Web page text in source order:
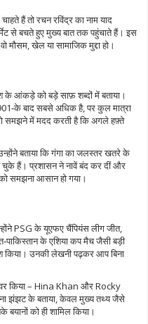
हैं तो रचन रविंद्र का नाम याद
से बचते हुए मुख्य बात तक पहुंचाते हैं। इस
खेल या सामाजिक मुद्दा हो।
के आंकड़े को बड़े साफ़ शब्दों में बताया।
बाद सबसे अधिक है, पर कुल मात्रा
समझने में मदद करती है कि अगले हफ़्ते
बताया कि गंगा का जलस्तर खतरे के
हैं। प्रशासन ने नावें बंद कर दीं और
को समझना आसान हो गया।
PSG के यूएफए चैंपियंस लीग जीत,
के एशिया कप मैच जैसी बड़ी
किया। उनकी लेखनी पढ़कर आप बिना
किया – Hina Khan और Rocky
झंझट के बताया, केवल मुख्य तथ्य जैसे
को ही शामिल किया।